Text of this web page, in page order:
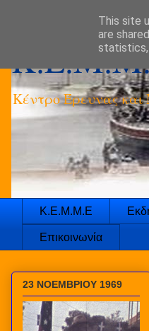
Κέντρο Έρευνας και
Κ.Ε.Μ.Μ.Ε
Επικοινωνία
23 ΝΟΕΜΒΡΙΟΥ 1969
This site
are
statistics,